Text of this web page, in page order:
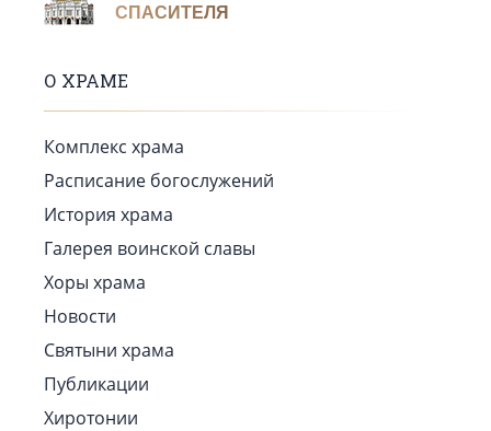
СПАСИТЕЛЯ
О ХРАМЕ
Комплекс храма
Расписание богослужений
История храма
Галерея воинской славы
Хоры храма
Новости
Святыни храма
Публикации
Хиротонии